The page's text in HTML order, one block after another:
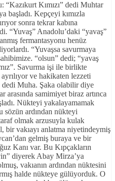
“Kazıkurt Kımızı” dedi Muhtar
başladı. Kepçeyi kımızla
sonra tekrar kabına
“Yuvaş” Anadolu’daki “yavaş”
fermantasyonu henüz
“Yuvaşsa savurmaya
“olsun” dedi; “yavaş
Savurma işi ile birlikte
ve hakikaten lezzeti
dedi Muha. Şaka olabilir diye
samimiyet biraz artınca
Nükteyi yakalayamamak
sözün ardından nükteyi
olmak arzusuyla kulak
vakıayı anlatma niyetindeymiş
gelmiş buraya ve bir
Kanı var. Bu Kıpçakların
diyerek Abay Mirza’ya
vakıanın ardından nüktesini
halde nükteye gülüyorduk. O